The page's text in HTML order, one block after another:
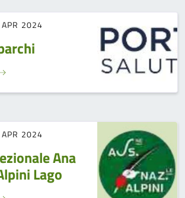
2024
2024
Ana
Lago